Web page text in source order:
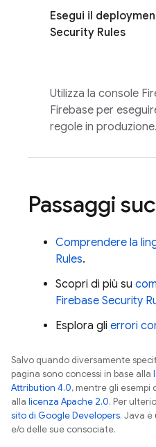
Esegui il
Security Rules
Utilizza la console
Firebase per
regole in produzione.
Passaggi
Comprendere la
Rules.
Scopri di più su
Firebase Security
Esplora gli errori
Salvo quando diversamente
pagina sono concessi in base alla
Attribution 4.0, mentre gli esempi
alla licenza Apache 2.0. Per
sito di Google Developers. Java
e/o delle sue consociate.